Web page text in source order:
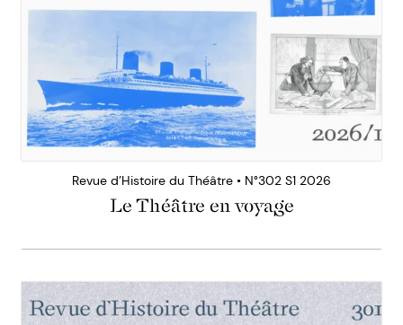
Revue d’Histoire du Théâtre • N°302 S1 2026
Le Théâtre en voyage